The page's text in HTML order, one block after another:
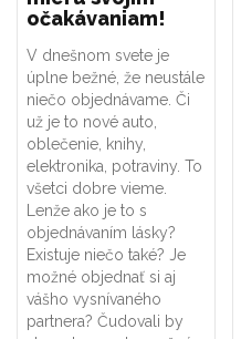
očakávaniam!
V dnešnom svete je
úplne bežné, že neustále
niečo objednávame. Či
už je to nové auto,
oblečenie, knihy,
elektronika, potraviny. To
všetci dobre vieme.
Lenže ako je to s
objednávaním lásky?
Existuje niečo také? Je
možné objednať si aj
vášho vysnívaného
partnera? Čudovali by